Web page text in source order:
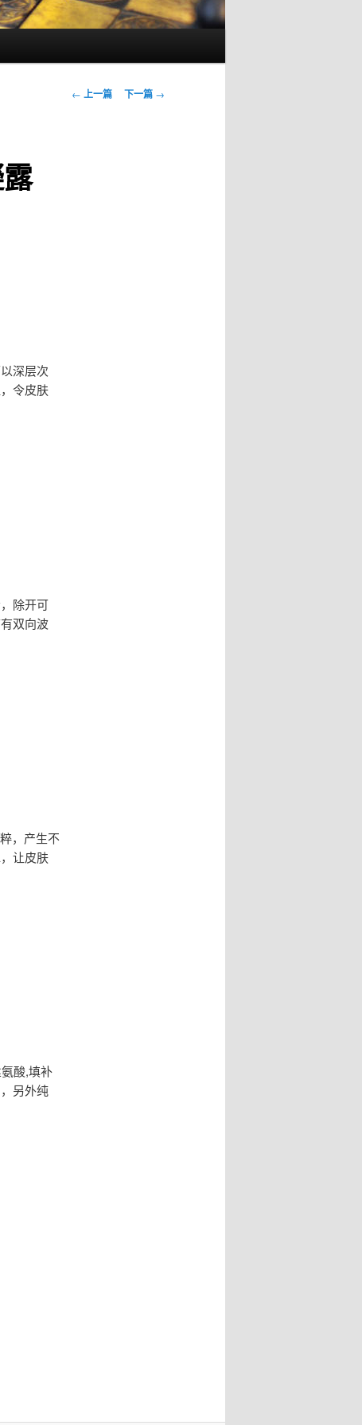
文
← 上一篇 下一篇 →
深层次
令皮肤
除开可
双向波
，产生不
让皮肤
酸,填补
另外纯